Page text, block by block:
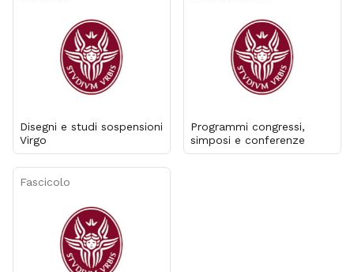
Disegni e studi sospensioni
Virgo
Programmi congressi,
simposi e conferenze
Fascicolo